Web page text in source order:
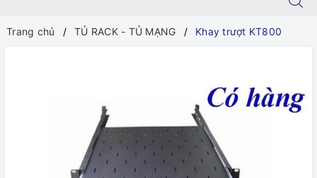
Trang chủ TỦ RACK - TỦ MẠNG Khay trượt KT800